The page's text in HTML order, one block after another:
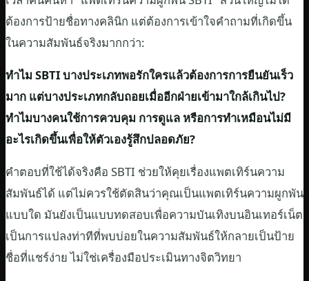
ต้องการป้ายชื่อทางคลินิก แต่ต้องการเข้าใจคำถามที่เกิดขึ้น
ในความสัมพันธ์จริงมากกว่า:
ทำไม SBTI บางประเภทพอรักใครแล้วต้องการการยืนยันเร็ว
มาก แต่บางประเภทกลับถอยเมื่ออีกฝ่ายเข้ามาใกล้เกินไป?
ทำไมบางคนใช้การควบคุม การดูแล หรือการทำเหมือนไม่มี
อะไรเกิดขึ้นเพื่อให้ตัวเองรู้สึกปลอดภัย?
คำตอบที่ใช้ได้จริงคือ SBTI ช่วยให้คุยเรื่องแพตเทิร์นความ
สัมพันธ์ได้ แต่ไม่ควรใช้ตัดสินว่าคุณเป็นแพตเทิร์นความผูกพัน
แบบใด มันยังเป็นแบบทดสอบเพื่อความบันเทิงบนอินเทอร์เน็ต
เป็นการแปลงท่าทีที่พบบ่อยในความสัมพันธ์ให้กลายเป็นป้าย
ชื่อที่แชร์ง่าย ไม่ใช่เครื่องมือประเมินทางจิตวิทยา